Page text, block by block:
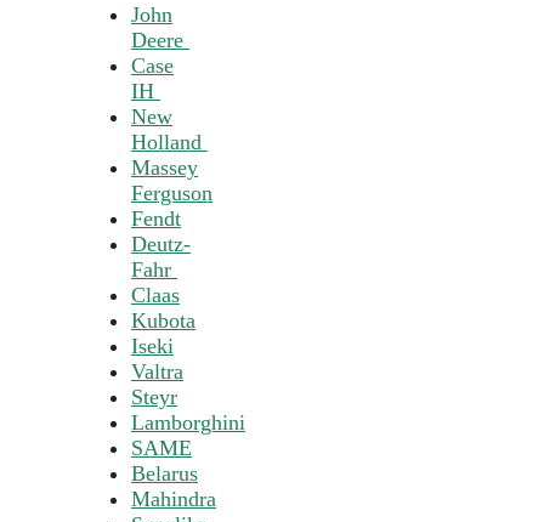
John
Deere
Case
IH
New
Holland
Massey
Ferguson
Fendt
Deutz-
Fahr
Claas
Kubota
Iseki
Valtra
Steyr
Lamborghini
SAME
Belarus
Mahindra